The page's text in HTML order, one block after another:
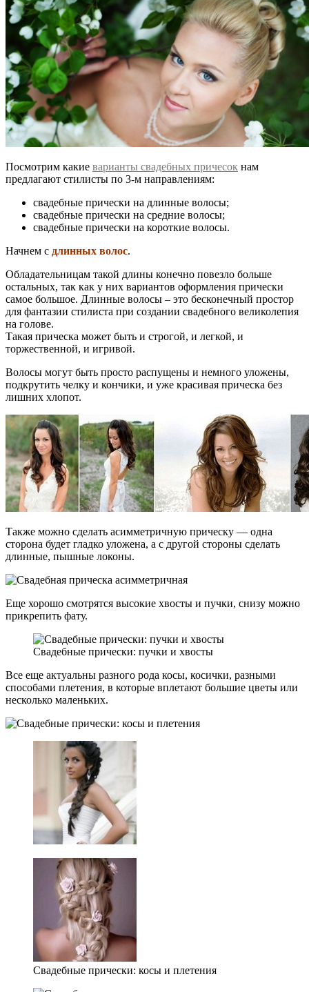
Посмотрим какие варианты свадебных причесок нам
предлагают стилисты по 3-м направлениям:
свадебные прически на длинные волосы;
свадебные прически на средние волосы;
свадебные прически на короткие волосы.
Начнем с длинных волос.
Обладательницам такой длины конечно повезло больше
остальных, так как у них вариантов оформления прически
самое большое. Длинные волосы – это бесконечный простор
для фантазии стилиста при создании свадебного великолепия
на голове.
Такая прическа может быть и строгой, и легкой, и
торжественной, и игривой.
Волосы могут быть просто распущены и немного уложены,
подкрутить челку и кончики, и уже красивая прическа без
лишних хлопот.
Также можно сделать асимметричную прическу — одна
сторона будет гладко уложена, а с другой стороны сделать
длинные, пышные локоны.
Еще хорошо смотрятся высокие хвосты и пучки, снизу можно
прикрепить фату.
Свадебные прически: пучки и хвосты
Все еще актуальны разного рода косы, косички, разными
способами плетения, в которые вплетают большие цветы или
несколько маленьких.
Свадебные прически: косы и плетения